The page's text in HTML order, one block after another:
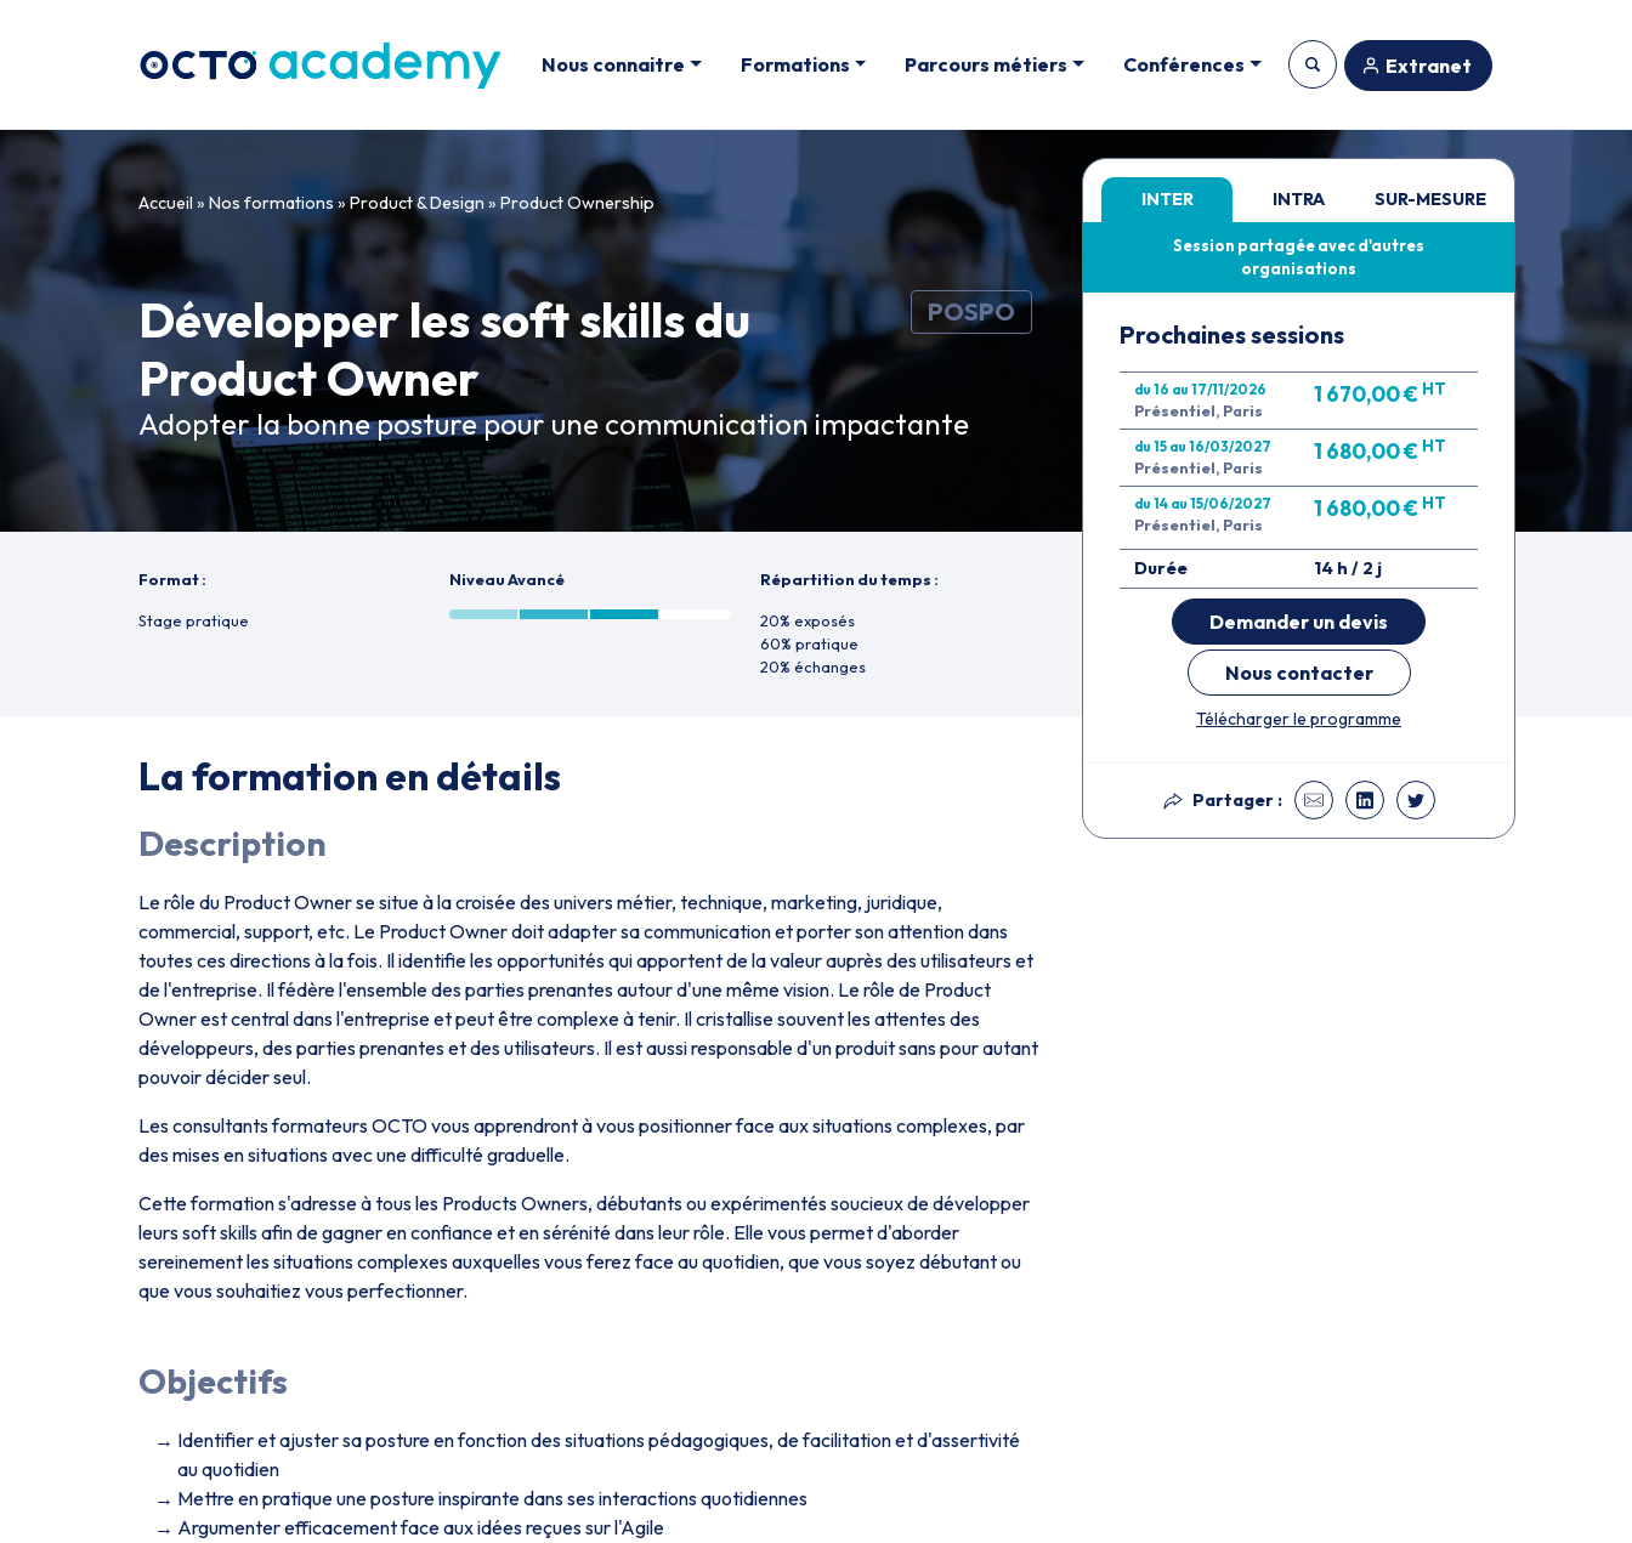
Nous connaitre Formations Parcours métiers Conférences Extranet
Accueil » Nos formations»Product & Design » Product Ownership
POSPO
Développer les soft skills du
Product Owner
Adopter la bonne posture pour une communication impactante
Format :
Stage pratique
Niveau Avancé Répartition du temps :
20% exposés
60% pratique
20% échanges
La formation en détails
Description
Le rôle du Product Owner se situe à la croisée des univers métier, technique, marketing, juridique,
commercial, support, etc. Le Product Owner doit adapter sa communication et porter son attention dans
toutes ces directions à la fois. Il identifie les opportunités qui apportent de la valeur auprès des utilisateurs et
de l'entreprise. Il fédère l'ensemble des parties prenantes autour d'une même vision. Le rôle de Product
Owner est central dans l'entreprise et peut être complexe à tenir. Il cristallise souvent les attentes des
développeurs, des parties prenantes et des utilisateurs. Il est aussi responsable d'un produit sans pour autant
pouvoir décider seul.
Les consultants formateurs OCTO vous apprendront à vous positionner face aux situations complexes, par
des mises en situations avec une difficulté graduelle.
Cette formation s'adresse à tous les Products Owners, débutants ou expérimentés soucieux de développer
leurs soft skills afin de gagner en confiance et en sérénité dans leur rôle. Elle vous permet d'aborder
sereinement les situations complexes auxquelles vous ferez face au quotidien, que vous soyez débutant ou
que vous souhaitiez vous perfectionner.
Objectifs
Identifier et ajuster sa posture en fonction des situations pédagogiques, de facilitation et d'assertivité
au quotidien
Mettre en pratique une posture inspirante dans ses interactions quotidiennes
Argumenter efficacement face aux idées reçues sur l'Agile
INTER INTRA SUR-MESURE
Session partagée avec d'autres
organisations
Prochaines sessions
du 16 au 17/11/2026
Présentiel, Paris
1 670,00 € HT
du 15 au 16/03/2027
Présentiel, Paris
1 680,00 € HT
du 14 au 15/06/2027
Présentiel, Paris
1 680,00 € HT
Durée 14 h / 2 j
Demander un devis
Nous contacter
Télécharger le programme
Partager :